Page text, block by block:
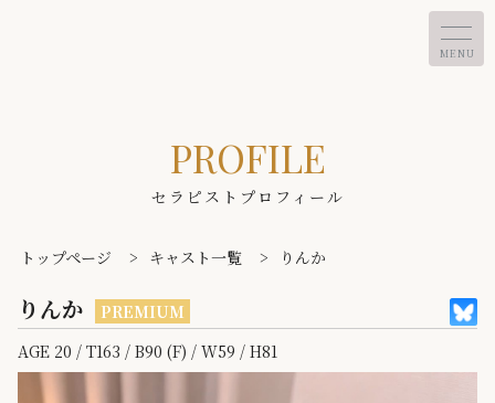
MENU
セラピストプロフィール
PROFILE
トップページ > キャスト一覧 > りんか
りんか
PREMIUM
AGE 20 / T163 / B90 (F) / W59 / H81